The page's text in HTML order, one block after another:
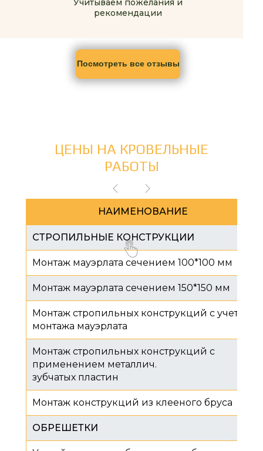
Учитываем пожелания и
рекомендации
Посмотреть все отзывы
ЦЕНЫ НА КРОВЕЛЬНЫЕ
РАБОТЫ
НАИМЕНОВАНИЕ
СТРОПИЛЬНЫЕ КОНСТРУКЦИИ
Монтаж мауэрлата сечением 100*100 мм
Монтаж мауэрлата сечением 150*150 мм
Монтаж стропильных конструкций с учетом
монтажа мауэрлата
Монтаж стропильных конструкций с
применением металлич.
зубчатых пластин
Монтаж конструкций из клееного бруса
ОБРЕШЕТКИ